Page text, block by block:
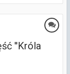
''Króla